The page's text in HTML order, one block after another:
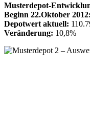
Musterdepot-
Beginn 22.Oktober 2012:
Depotwert aktuell:
Veränderung: 10,8%